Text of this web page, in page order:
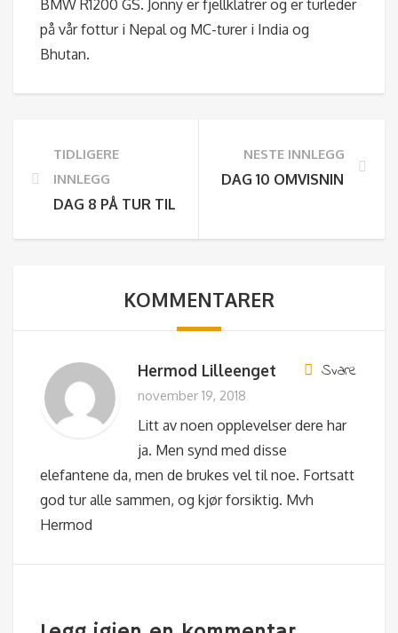
BMW R1200 GS. Jonny er fjellklatrer og er turleder
på vår fottur i Nepal og MC-turer i India og
Bhutan.
TIDLIGERE
INNLEGG
DAG 8 PÅ TUR TIL CHITWAN
NESTE INNLEGG
DAG 10 OMVISNING PÅ
KOMMENTARER
Hermod Lilleenget Svare
november 19, 2018
Litt av noen opplevelser dere har
ja. Men synd med disse
elefantene da, men de brukes vel til noe. Fortsatt
god tur alle sammen, og kjør forsiktig. Mvh
Hermod